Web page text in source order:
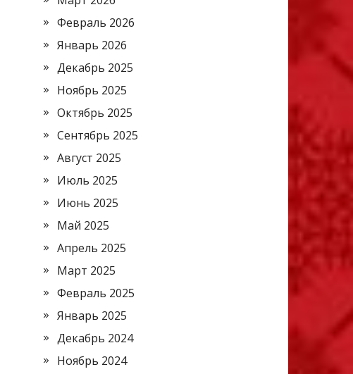
Февраль 2026
Январь 2026
Декабрь 2025
Ноябрь 2025
Октябрь 2025
Сентябрь 2025
Август 2025
Июль 2025
Июнь 2025
Май 2025
Апрель 2025
Март 2025
Февраль 2025
Январь 2025
Декабрь 2024
Ноябрь 2024